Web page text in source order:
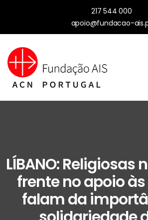
217 544 000
apoio@fundacao-
LÍBANO: Religiosas
frente no apoio
falam da